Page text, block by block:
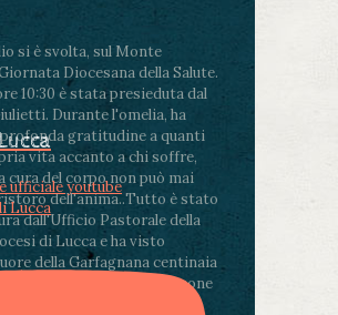
si è svolta, sul Monte
Diocesana della Salute.
10:30 è stata presieduta dal
Durante l'omelia, ha
gratitudine a quanti
vita accanto a chi soffre,
cura del corpo non può mai
dell'anima..Tutto è stato
dall'Ufficio Pastorale della
di Lucca e ha visto
della Garfagnana centinaia
sanitari, volontari e persone
ufficiale youtube
Lucca